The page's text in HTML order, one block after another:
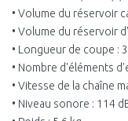
• Volume du réservoir
• Volume du réservoir
• Longueur de coupe :
• Nombre d'éléments
• Vitesse de la chaîne
• Niveau sonore : 114